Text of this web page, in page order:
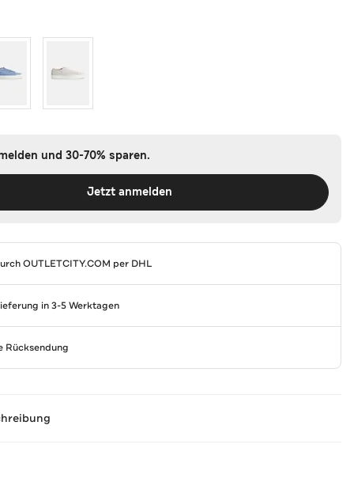
und 30-70% sparen.
Jetzt anmelden
OUTLETCITY.COM per DHL
in 3-5 Werktagen
Rücksendung